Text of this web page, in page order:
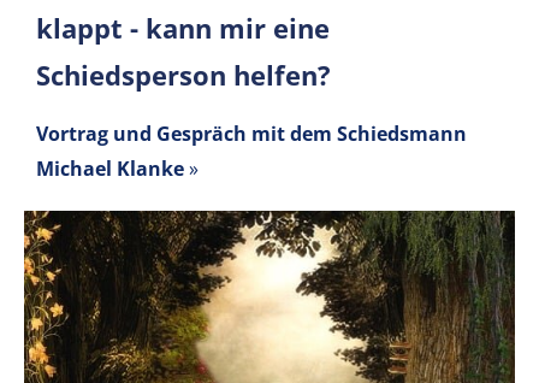
klappt - kann mir eine
Schiedsperson helfen?
Vortrag und Gespräch mit dem Schiedsmann
Michael Klanke»